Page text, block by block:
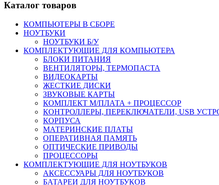
Каталог товаров
КОМПЬЮТЕРЫ В СБОРЕ
НОУТБУКИ
НОУТБУКИ Б/У
КОМПЛЕКТУЮЩИЕ ДЛЯ КОМПЬЮТЕРА
БЛОКИ ПИТАНИЯ
ВЕНТИЛЯТОРЫ, ТЕРМОПАСТА
ВИДЕОКАРТЫ
ЖЕСТКИЕ ДИСКИ
ЗВУКОВЫЕ КАРТЫ
КОМПЛЕКТ М/ПЛАТА + ПРОЦЕССОР
КОНТРОЛЛЕРЫ, ПЕРЕКЛЮЧАТЕЛИ, USB
КОРПУСА
МАТЕРИНСКИЕ ПЛАТЫ
ОПЕРАТИВНАЯ ПАМЯТЬ
ОПТИЧЕСКИЕ ПРИВОДЫ
ПРОЦЕССОРЫ
КОМПЛЕКТУЮЩИЕ ДЛЯ НОУТБУКОВ
АКСЕССУАРЫ ДЛЯ НОУТБУКОВ
БАТАРЕИ ДЛЯ НОУТБУКОВ